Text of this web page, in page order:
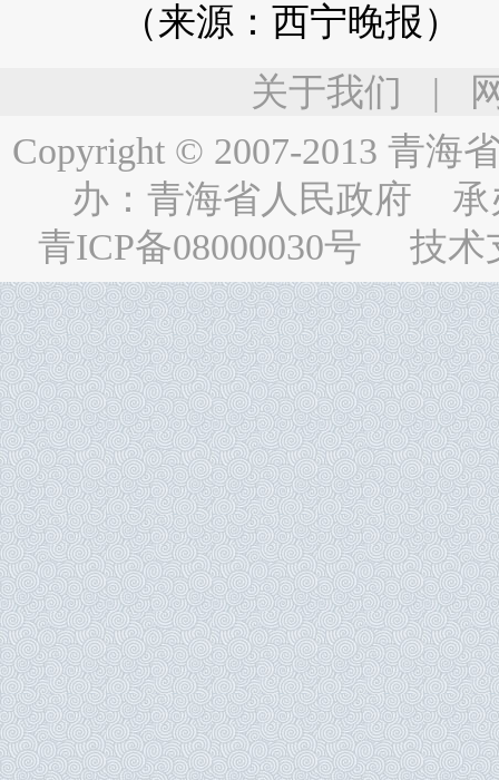
（来源：西宁晚报）
关于我们 |
Copyright © 2007-2013 青海
办： 青海省人民政府 承
青ICP备08000030号 技术